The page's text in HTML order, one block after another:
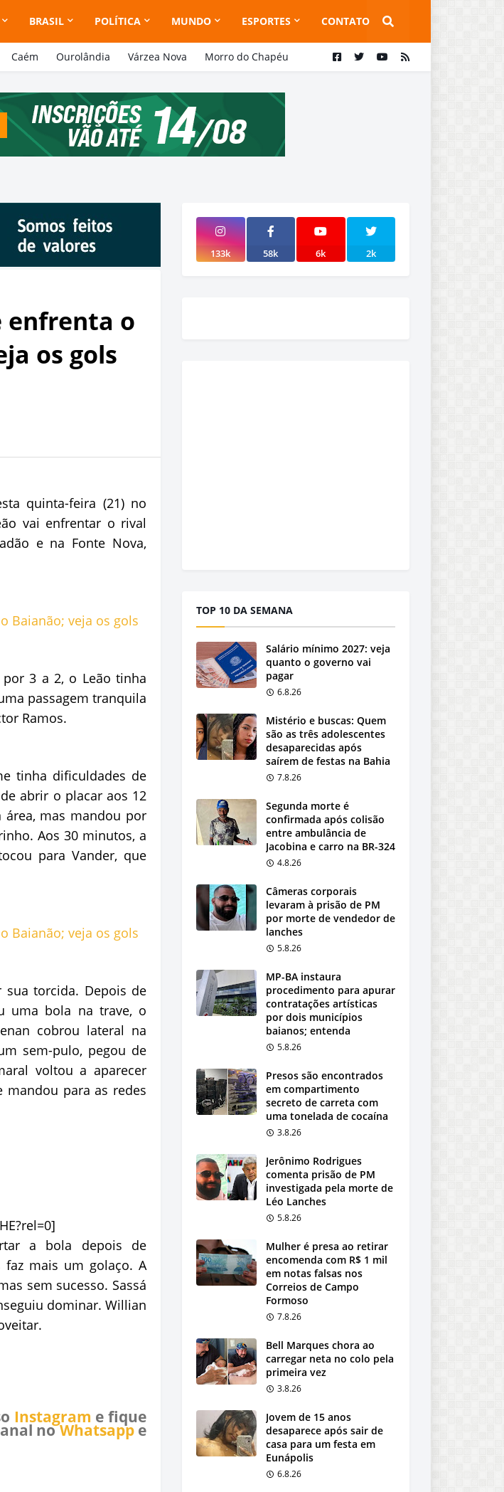
BRASIL POLÍTICA MUNDO ESPORTES CONTATO
Caém Ourolândia Várzea Nova Morro do Chapéu
enfrenta o
os gols
quinta-feira (21) no
vai enfrentar o rival
e na Fonte Nova,
3 a 2, o Leão tinha
passagem tranquila
Ramos.
tinha dificuldades de
abrir o placar aos 12
mas mandou por
Aos 30 minutos, a
para Vander, que
torcida. Depois de
uma bola na trave, o
cobrou lateral na
sem-pulo, pegou de
voltou a aparecer
mandou para as redes
a bola depois de
faz mais um golaço. A
sem sucesso. Sassá
dominar. Willian
Instagram e fique
noWhatsappe
133k 58k 6k 2k
TOP 10 DA SEMANA
Salário mínimo 2027: veja
quanto o governo vai
pagar
6.8.26
Mistério e buscas: Quem
são as três adolescentes
desaparecidas após
saírem de festas na Bahia
7.8.26
Segunda morte é
confirmada após colisão
entre ambulância de
Jacobina e carro na BR-324
4.8.26
Câmeras corporais
levaram à prisão de PM
por morte de vendedor de
lanches
5.8.26
MP-BA instaura
procedimento para apurar
contratações artísticas
por dois municípios
baianos; entenda
5.8.26
Presos são encontrados
em compartimento
secreto de carreta com
uma tonelada de cocaína
3.8.26
Jerônimo Rodrigues
comenta prisão de PM
investigada pela morte de
Léo Lanches
5.8.26
Mulher é presa ao retirar
encomenda com R$ 1 mil
em notas falsas nos
Correios de Campo
Formoso
7.8.26
Bell Marques chora ao
carregar neta no colo pela
primeira vez
3.8.26
Jovem de 15 anos
desaparece após sair de
casa para um festa em
Eunápolis
6.8.26